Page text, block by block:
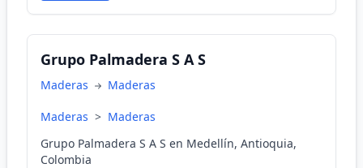
Grupo Palmadera S A S
Maderas Maderas
Maderas > Maderas
Grupo Palmadera S A S en Medellín, Antioquia,
Colombia